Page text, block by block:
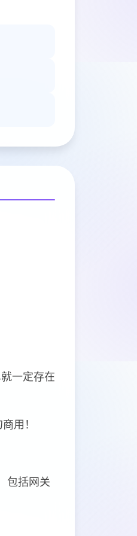
一定存在
用！
包括网关